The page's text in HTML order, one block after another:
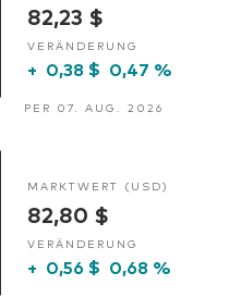
82,23 $
VERÄNDERUNG
+ 0,38 $ 0,47 %
PER 07. AUG. 2026
MARKTWERT (USD)
82,80 $
VERÄNDERUNG
+ 0,56 $ 0,68 %